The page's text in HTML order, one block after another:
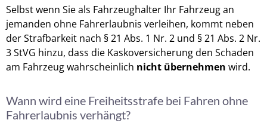
Selbst wenn Sie als Fahrzeughalter Ihr Fahrzeug an
jemanden ohne Fahrerlaubnis verleihen, kommt neben
der Strafbarkeit nach § 21 Abs. 1 Nr. 2 und § 21 Abs. 2 Nr.
3 StVG hinzu, dass die Kaskoversicherung den Schaden
am Fahrzeug wahrscheinlich nicht übernehmen wird.
Wann wird eine Freiheitsstrafe bei Fahren ohne
Fahrerlaubnis verhängt?